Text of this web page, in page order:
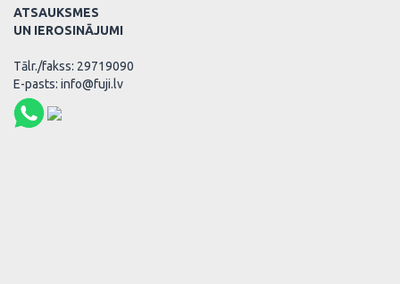
ATSAUKSMES
UN IEROSINĀJUMI
Tālr./fakss: 29719090
E-pasts: info@fuji.lv